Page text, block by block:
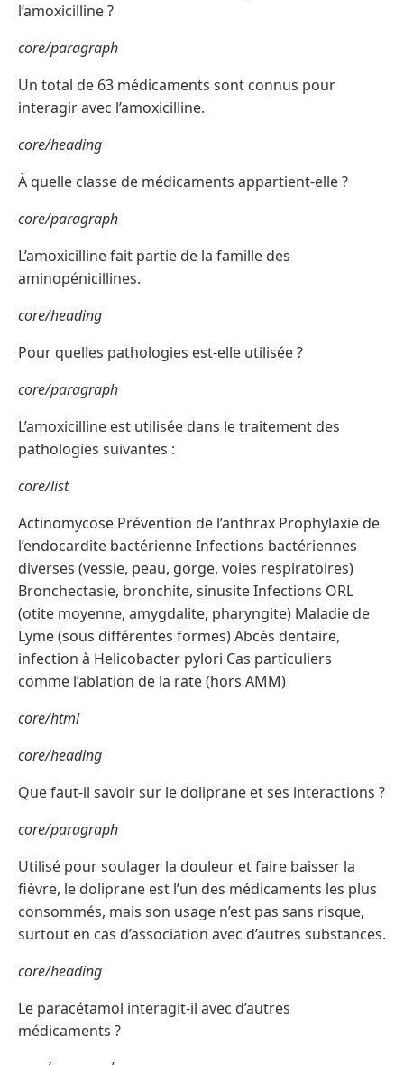
l’amoxicilline ?
core/paragraph
Un total de 63 médicaments sont connus pour
interagir avec l’amoxicilline.
core/heading
À quelle classe de médicaments appartient-elle ?
core/paragraph
L’amoxicilline fait partie de la famille des
aminopénicillines.
core/heading
Pour quelles pathologies est-elle utilisée ?
core/paragraph
L’amoxicilline est utilisée dans le traitement des
pathologies suivantes :
core/list
Actinomycose Prévention de l’anthrax Prophylaxie de
l’endocardite bactérienne Infections bactériennes
diverses (vessie, peau, gorge, voies respiratoires)
Bronchectasie, bronchite, sinusite Infections ORL
(otite moyenne, amygdalite, pharyngite) Maladie de
Lyme (sous différentes formes) Abcès dentaire,
infection à Helicobacter pylori Cas particuliers
comme l’ablation de la rate (hors AMM)
core/html
core/heading
Que faut-il savoir sur le doliprane et ses interactions ?
core/paragraph
Utilisé pour soulager la douleur et faire baisser la
fièvre, le doliprane est l’un des médicaments les plus
consommés, mais son usage n’est pas sans risque,
surtout en cas d’association avec d’autres substances.
core/heading
Le paracétamol interagit-il avec d’autres
médicaments ?